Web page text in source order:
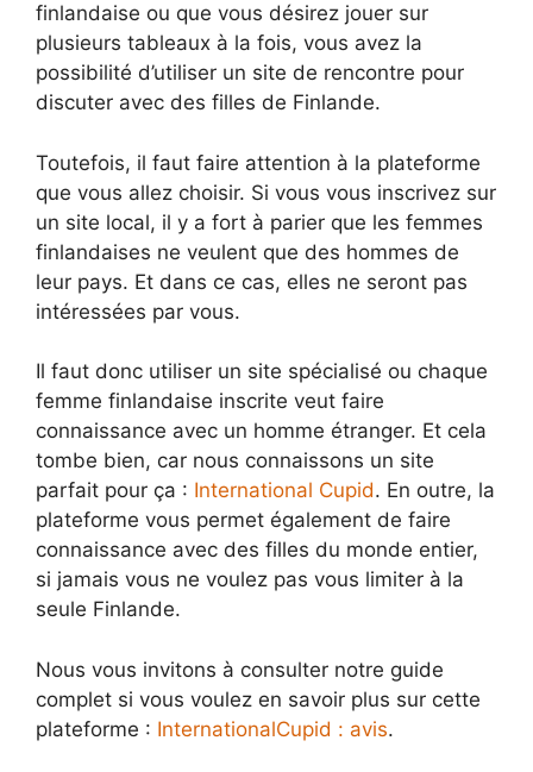
finlandaise ou que vous désirez jouer sur
plusieurs tableaux à la fois, vous avez la
possibilité d’utiliser un site de rencontre pour
discuter avec des filles de Finlande.
Toutefois, il faut faire attention à la plateforme
que vous allez choisir. Si vous vous inscrivez sur
un site local, il y a fort à parier que les femmes
finlandaises ne veulent que des hommes de
leur pays. Et dans ce cas, elles ne seront pas
intéressées par vous.
Il faut donc utiliser un site spécialisé ou chaque
femme finlandaise inscrite veut faire
connaissance avec un homme étranger. Et cela
tombe bien, car nous connaissons un site
parfait pour ça : International Cupid. En outre, la
plateforme vous permet également de faire
connaissance avec des filles du monde entier,
si jamais vous ne voulez pas vous limiter à la
seule Finlande.
Nous vous invitons à consulter notre guide
complet si vous voulez en savoir plus sur cette
plateforme : InternationalCupid : avis.